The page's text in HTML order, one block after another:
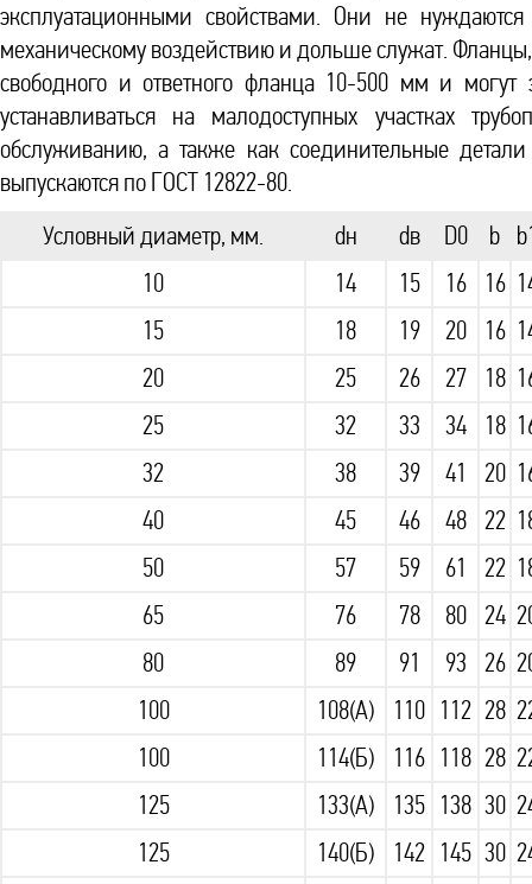
эксплуатационными свойствами. Они не
механическому воздействию и дольше служат.
свободного и ответного фланца 10-500 мм и могут
устанавливаться на малодоступных участках
обслуживанию, а также как соединительные
выпускаются по ГОСТ 12822-80.
Условный диаметр, мм.
dн dв D0 b
10
14 15 16 16
15
18 19 20 16
20
25 26 27 18
25
32 33 34 18
32
38 39 41 20
40
45 46 48 22
50
57 59 61 22
65
76 78 80 24
80
89 91 93 26
100
108(А) 110 112 28
100
114(Б) 116 118 28
125
133(А) 135 138 30
125
140(Б) 142 145 30